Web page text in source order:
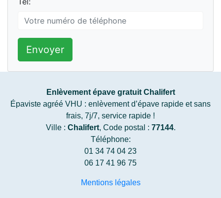
Envoyer
Enlèvement épave gratuit Chalifert
Épaviste agréé VHU : enlèvement d’épave rapide et sans
frais, 7j/7, service rapide !
Ville : Chalifert, Code postal : 77144.
Téléphone:
01 34 74 04 23
06 17 41 96 75
Mentions légales